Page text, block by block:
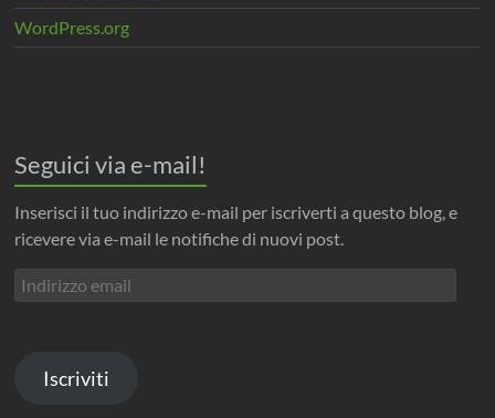
WordPress.org
Seguici via e-mail!
Inserisci il tuo indirizzo e-mail per iscriverti a questo blog, e
ricevere via e-mail le notifiche di nuovi post.
Indirizzo
email
Iscriviti